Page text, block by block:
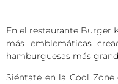
En el restaurante Burger
más emblemáticas
hamburguesas más
Siéntate en la Cool